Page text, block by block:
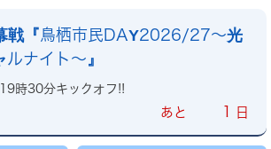
戦『鳥栖市民DAY2026/27～光
ナイト～』
時30分キックオフ!!
あと 1 日